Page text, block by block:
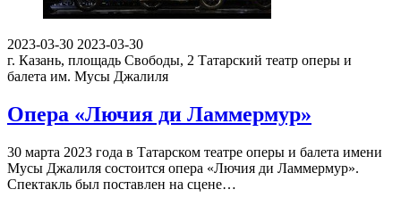
2023-03-30 2023-03-30
г. Казань, площадь Свободы, 2 Татарский театр оперы и
балета им. Мусы Джалиля
Опера «Лючия ди Ламмермур»
30 марта 2023 года в Татарском театре оперы и балета имени
Мусы Джалиля состоится опера «Лючия ди Ламмермур».
Спектакль был поставлен на сцене…